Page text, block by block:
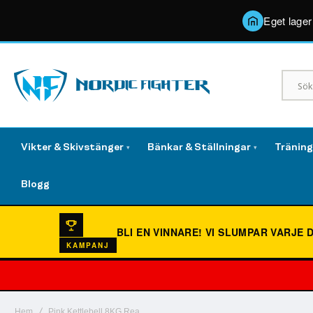
Eget
Vikter & Skivstänger ▾ Bänkar & Ställningar ▾
Blogg
KAMPANJ
BLI EN VINNARE!VI SLUMPAR VARJE